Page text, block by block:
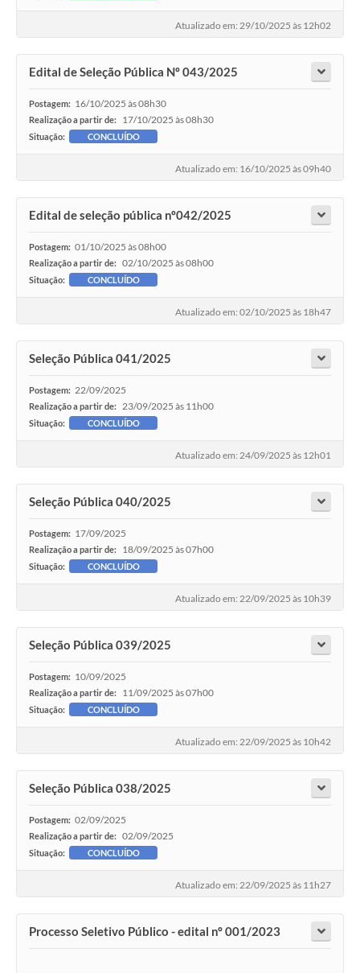
Atualizado em: 29/10/2025 às 12h02
Edital de Seleção Pública Nº 043/2025
Postagem: 16/10/2025 às 08h30
Realização a partir de: 17/10/2025 às 08h30
Situação: CONCLUÍDO
Atualizado em: 16/10/2025 às 09h40
Edital de seleção pública nº042/2025
Postagem: 01/10/2025 às 08h00
Realização a partir de: 02/10/2025 às 08h00
Situação: CONCLUÍDO
Atualizado em: 02/10/2025 às 18h47
Seleção Pública 041/2025
Postagem: 22/09/2025
Realização a partir de: 23/09/2025 às 11h00
Situação: CONCLUÍDO
Atualizado em: 24/09/2025 às 12h01
Seleção Pública 040/2025
Postagem: 17/09/2025
Realização a partir de: 18/09/2025 às 07h00
Situação: CONCLUÍDO
Atualizado em: 22/09/2025 às 10h39
Seleção Pública 039/2025
Postagem: 10/09/2025
Realização a partir de: 11/09/2025 às 07h00
Situação: CONCLUÍDO
Atualizado em: 22/09/2025 às 10h42
Seleção Pública 038/2025
Postagem: 02/09/2025
Realização a partir de: 02/09/2025
Situação: CONCLUÍDO
Atualizado em: 22/09/2025 às 11h27
Processo Seletivo Público - edital nº 001/2023